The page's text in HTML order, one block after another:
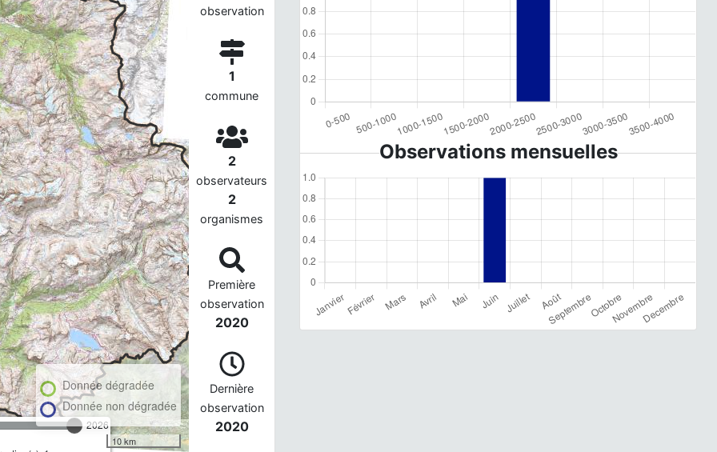
2026
Donnée dégradée
Donnée non dégradée
10 km
observation
1
commune
2
observateurs
2
organismes
Première
observation
2020
Dernière
observation
2020
Observations mensuelles